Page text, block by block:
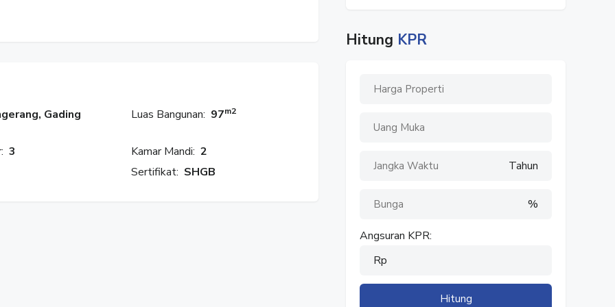
Gading
Luas Bangunan: 97m2
3 Kamar Mandi: 2
Sertifikat: SHGB
Hitung KPR
Tahun
%
Angsuran KPR:
Rp
Hitung